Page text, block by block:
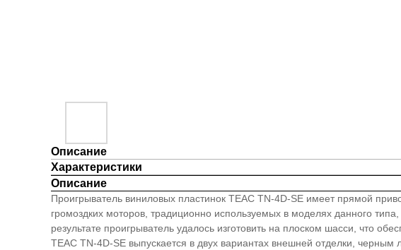
Описание
Характеристики
Описание
Проигрыватель виниловых пластинок TEAC TN-4D-SE имеет прямой
громоздких моторов, традиционно используемых в моделях данного
результате проигрыватель удалось изготовить на плоском шасси, что
TEAC TN-4D-SE выпускается в двух вариантах внешней отделки,